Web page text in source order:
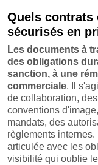
Quels contrats
sécurisés en
Les documents à
des obligations
sanction, à une
commerciale. Il
de collaboration,
conventions
mandats, des
règlements
articulée avec les
visibilité qui oublie